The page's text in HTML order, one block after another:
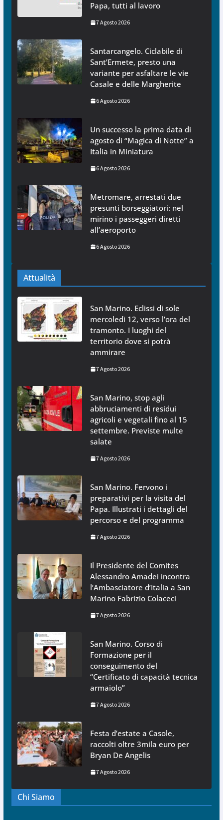
Papa, tutti al lavoro
7 Agosto 2026
Santarcangelo. Ciclabile di
Sant’Ermete, presto una
variante per asfaltare le vie
Casale e delle Margherite
6 Agosto 2026
Un successo la prima data di
agosto di “Magica di Notte” a
Italia in Miniatura
6 Agosto 2026
Metromare, arrestati due
presunti borseggiatori: nel
mirino i passeggeri diretti
all’aeroporto
6 Agosto 2026
Attualità
San Marino. Eclissi di sole
mercoledì 12, verso l’ora del
tramonto. I luoghi del
territorio dove si potrà
ammirare
7 Agosto 2026
San Marino, stop agli
abbruciamenti di residui
agricoli e vegetali fino al 15
settembre. Previste multe
salate
7 Agosto 2026
San Marino. Fervono i
preparativi per la visita del
Papa. Illustrati i dettagli del
percorso e del programma
7 Agosto 2026
Il Presidente del Comites
Alessandro Amadei incontra
l’Ambasciatore d’Italia a San
Marino Fabrizio Colaceci
7 Agosto 2026
San Marino. Corso di
Formazione per il
conseguimento del
“Certificato di capacità tecnica
armaiolo”
7 Agosto 2026
Festa d’estate a Casole,
raccolti oltre 3mila euro per
Bryan De Angelis
7 Agosto 2026
Chi Siamo